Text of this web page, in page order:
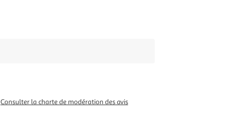
Consulter la charte de modération des avis